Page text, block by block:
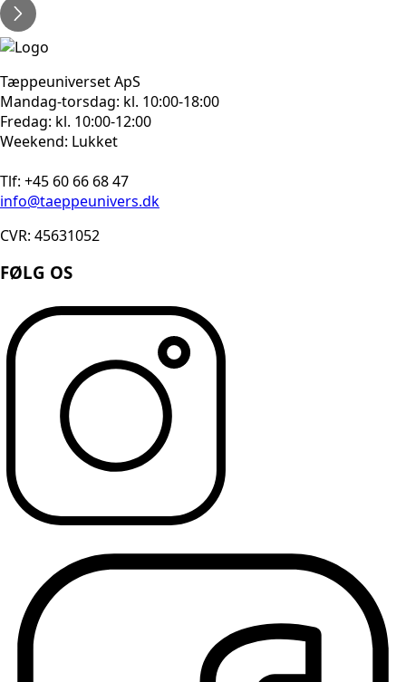
Tæppeuniverset ApS
Mandag-torsdag: kl. 10:00-18:00
Fredag: kl. 10:00-12:00
Weekend: Lukket
Tlf: +45 60 66 68 47
info@taeppeunivers.dk
CVR: 45631052
FØLG OS